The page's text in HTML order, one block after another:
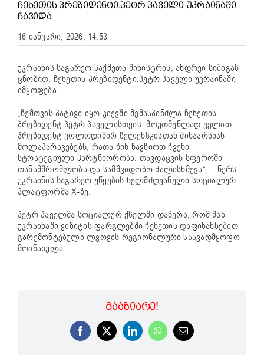
ᲩᲔᲮᲔᲗᲘᲡ ᲞᲠᲔᲖᲘᲓᲔᲜᲢᲘ,ᲞᲔᲢᲠ ᲞᲐᲕᲔᲚᲘ ᲣᲙᲠᲐᲘᲜᲐᲨᲘ
ᲩᲐᲕᲘᲓᲐ
16 იანვარი, 2026, 14:53
უკრაინის საგარეო საქმეთა მინისტრის, ანდრეი სიბიგას
ცნობით, ჩეხეთის პრეზიდენტი,პეტრ პაველი უკრაინაში
იმყოფება.
„ჩემთვის პატივი იყო კიევში მემასპინძლა ჩეხეთის
პრეზიდენტ პეტრ პაველისთვის. მოუთმენლად ველით
პრეზიდენტ ვოლოდიმირ ზელენსკისთან შინაარსიან
მოლაპარაკებებს, რათა წინ წავწიოთ ჩვენი
სტრატეგიული პარტნიორობა, თავდაცვის სფეროში
თანამშრომლობა და სამშვიდობო ძალისხმევა“, – წერს
უკრაინის საგარეო უწყების ხელმძღვანელი სოციალურ
პლატფორმა X-ზე.
პეტრ პაველმა სოციალურ ქსელში დაწერა, რომ მან
უკრაინაში ვიზიტის ფარგლებში ჩეხეთის დაფინანსებით
გარემონტებული ლვოვის რეგიონალური საავადმყოფო
მოინახულა.
ᲒᲐᲐᲖᲘᲐᲠᲔ!
Facebook
X LinkedInWhatsApp
Email